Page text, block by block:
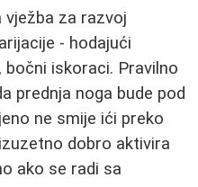
vježba za razvoj
- hodajući
iskoraci. Pravilno
prednja noga bude pod
ne smije ići preko
dobro aktivira
ako se radi sa